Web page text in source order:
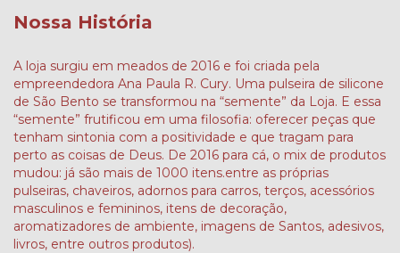
Nossa História
A loja surgiu em meados de 2016 e foi criada pela
empreendedora Ana Paula R. Cury. Uma pulseira de silicone
de São Bento se transformou na “semente” da Loja. E essa
“semente” frutificou em uma filosofia: oferecer peças que
tenham sintonia com a positividade e que tragam para
perto as coisas de Deus. De 2016 para cá, o mix de produtos
mudou: já são mais de 1000 itens.entre as próprias
pulseiras, chaveiros, adornos para carros, terços, acessórios
masculinos e femininos, itens de decoração,
aromatizadores de ambiente, imagens de Santos, adesivos,
livros, entre outros produtos).